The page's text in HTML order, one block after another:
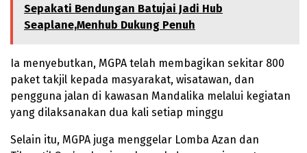
Sepakati Bendungan Batujai Jadi Hub
Seaplane,Menhub Dukung Penuh
Ia menyebutkan, MGPA telah membagikan sekitar 800
paket takjil kepada masyarakat, wisatawan, dan
pengguna jalan di kawasan Mandalika melalui kegiatan
yang dilaksanakan dua kali setiap minggu
Selain itu, MGPA juga menggelar Lomba Azan dan